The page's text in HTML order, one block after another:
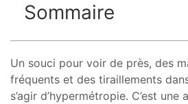
Sommaire
Un souci pour voir de près, des
fréquents et des tiraillements
s’agir d’hypermétropie. C’est